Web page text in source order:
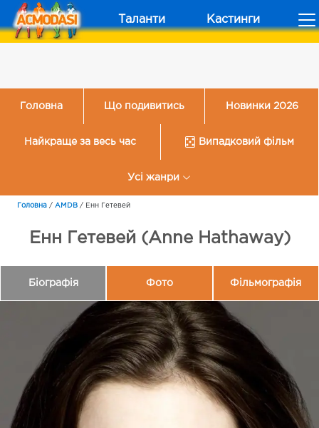
Таланти Кастинги
Головна Що подивитись Новинки 2026
Найкраще за весь час Випадковий фільм
Усі жанри
Головна / AMDB / Енн Гетевей
Енн Гетевей (Anne Hathaway)
Біографія Фото Фільмографія